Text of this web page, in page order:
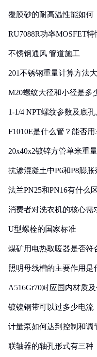
覆膜砂的耐高温性能如何
RU7088R功率MOSFET
不锈钢通风 管道施工
201不锈钢重量计算方法
M20螺纹大径和小径是多
1-1/4 NPT螺纹参数及底
F1010E是什么管？能否用
20x40x2镀锌方管单米重
抗渗混凝土中P6和P8膨
法兰PN25和PN16有什么
消费者对洗衣机的核心需
U型螺栓的国家标准
煤矿用电热取暖器是否符
照明母线槽的主要作用是
A516Gr70对应国内材质
镀镍钢带可以过多少电流
计量泵如何达到控制和调
联轴器的轴孔形式有三种